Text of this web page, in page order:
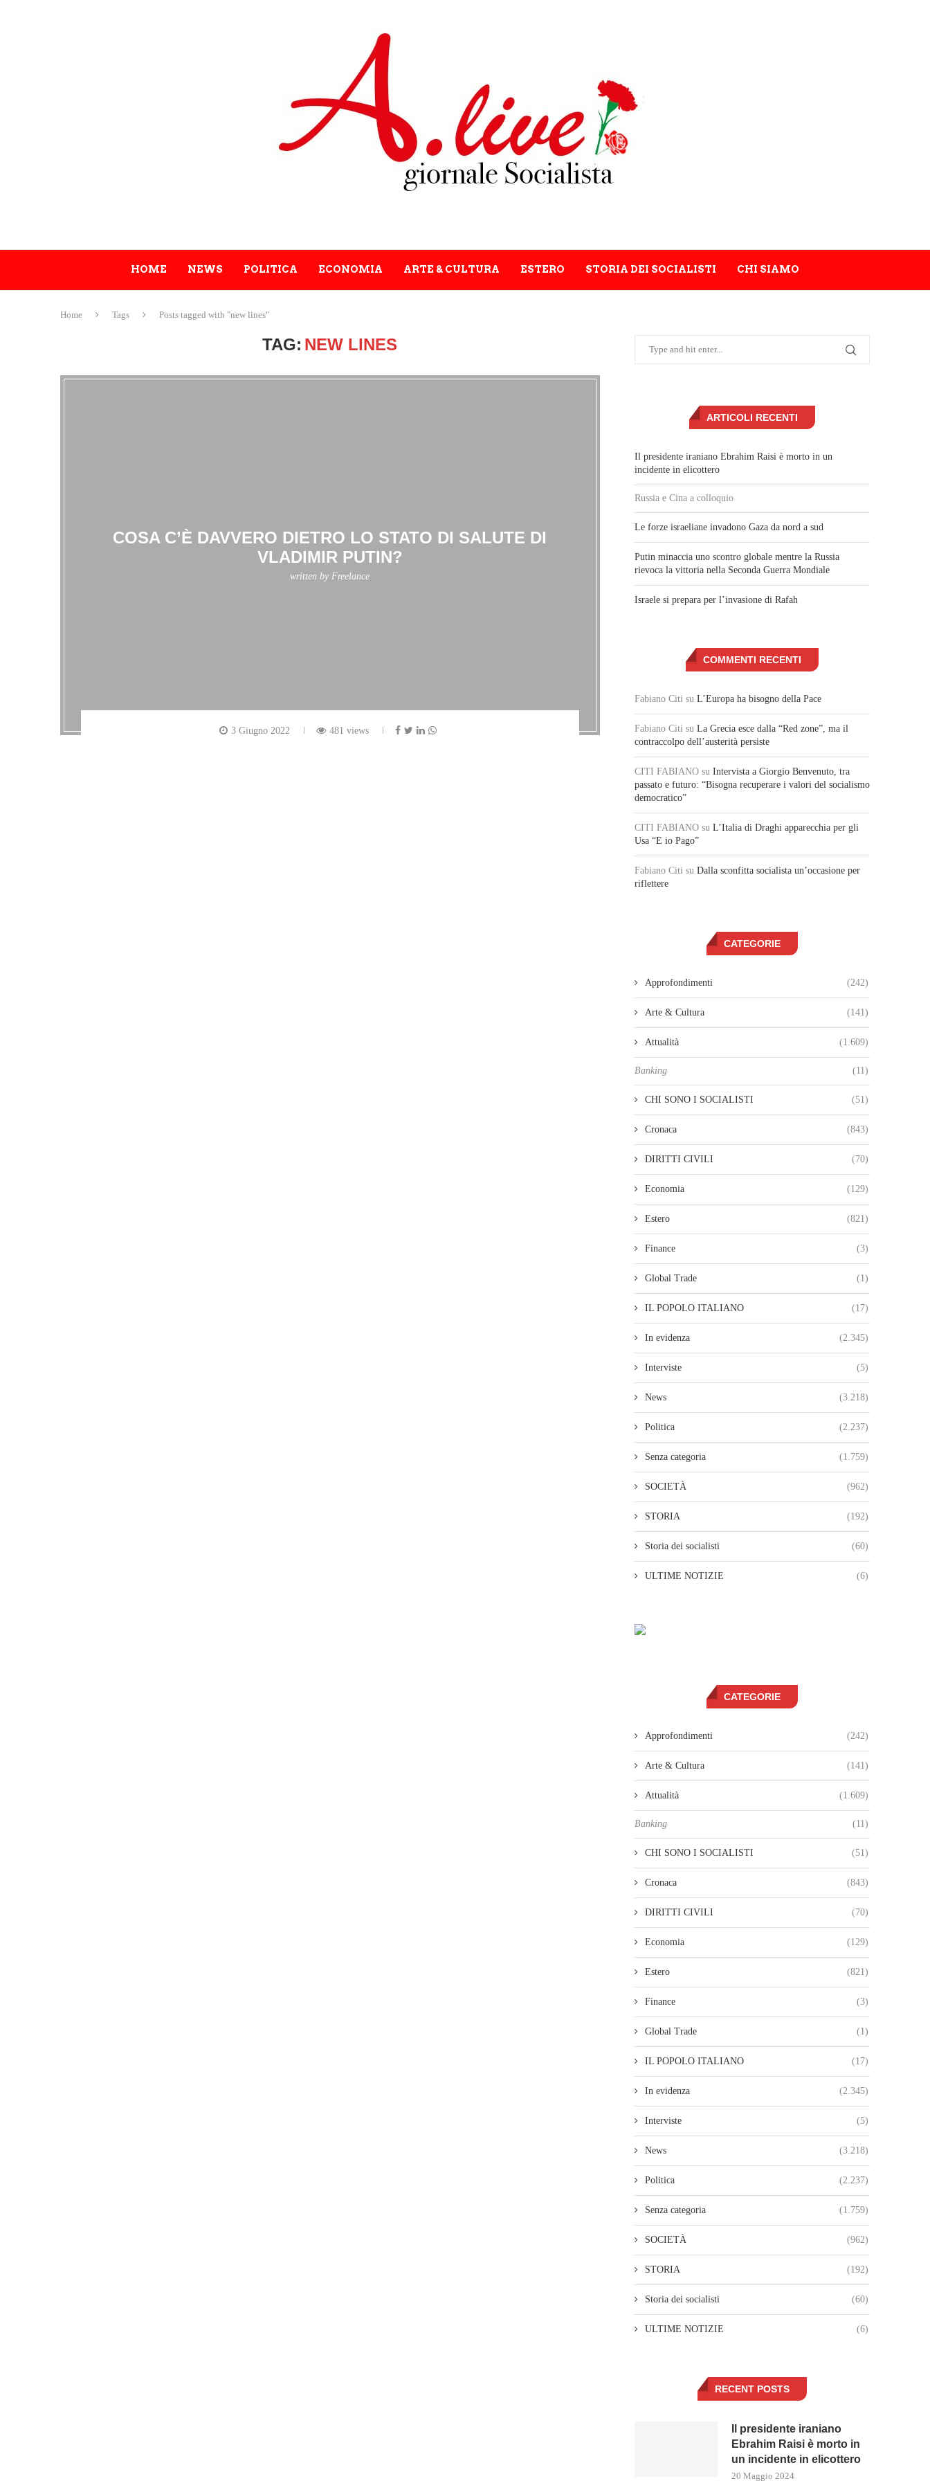
HOME NEWS POLITICA ECONOMIA ARTE & CULTURA ESTERO STORIA DEI SOCIALISTI CHI SIAMO
Home Tags Posts tagged with "new lines"
TAG: NEW LINES
COSA C’È DAVVERO DIETRO LO STATO DI SALUTE DI
VLADIMIR PUTIN?
written by Freelance
3 Giugno 2022 481 views
ARTICOLI RECENTI
Il presidente iraniano Ebrahim Raisi è morto in un
incidente in elicottero
Russia e Cina a colloquio
Le forze israeliane invadono Gaza da nord a sud
Putin minaccia uno scontro globale mentre la Russia
rievoca la vittoria nella Seconda Guerra Mondiale
Israele si prepara per l’invasione di Rafah
COMMENTI RECENTI
Fabiano Citi su L’Europa ha bisogno della Pace
Fabiano Citi su La Grecia esce dalla “Red zone”, ma il
contraccolpo dell’austerità persiste
CITI FABIANO su Intervista a Giorgio Benvenuto, tra
passato e futuro: “Bisogna recuperare i valori del socialismo
democratico”
CITI FABIANO su L’Italia di Draghi apparecchia per gli
Usa “E io Pago”
Fabiano Citi su Dalla sconfitta socialista un’occasione per
riflettere
CATEGORIE
Approfondimenti (242)
Arte & Cultura (141)
Attualità (1.609)
Banking (11)
CHI SONO I SOCIALISTI (51)
Cronaca (843)
DIRITTI CIVILI (70)
Economia (129)
Estero (821)
Finance (3)
Global Trade (1)
IL POPOLO ITALIANO (17)
In evidenza (2.345)
Interviste (5)
News (3.218)
Politica (2.237)
Senza categoria (1.759)
SOCIETÀ (962)
STORIA (192)
Storia dei socialisti (60)
ULTIME NOTIZIE (6)
CATEGORIE
Approfondimenti (242)
Arte & Cultura (141)
Attualità (1.609)
Banking (11)
CHI SONO I SOCIALISTI (51)
Cronaca (843)
DIRITTI CIVILI (70)
Economia (129)
Estero (821)
Finance (3)
Global Trade (1)
IL POPOLO ITALIANO (17)
In evidenza (2.345)
Interviste (5)
News (3.218)
Politica (2.237)
Senza categoria (1.759)
SOCIETÀ (962)
STORIA (192)
Storia dei socialisti (60)
ULTIME NOTIZIE (6)
RECENT POSTS
Il presidente iraniano
Ebrahim Raisi è morto in
un incidente in elicottero
20 Maggio 2024